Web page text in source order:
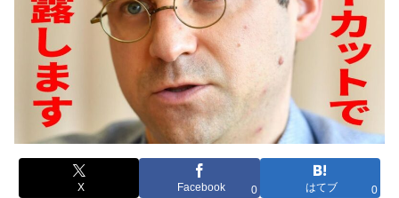
X Facebook 0 はてブ 0